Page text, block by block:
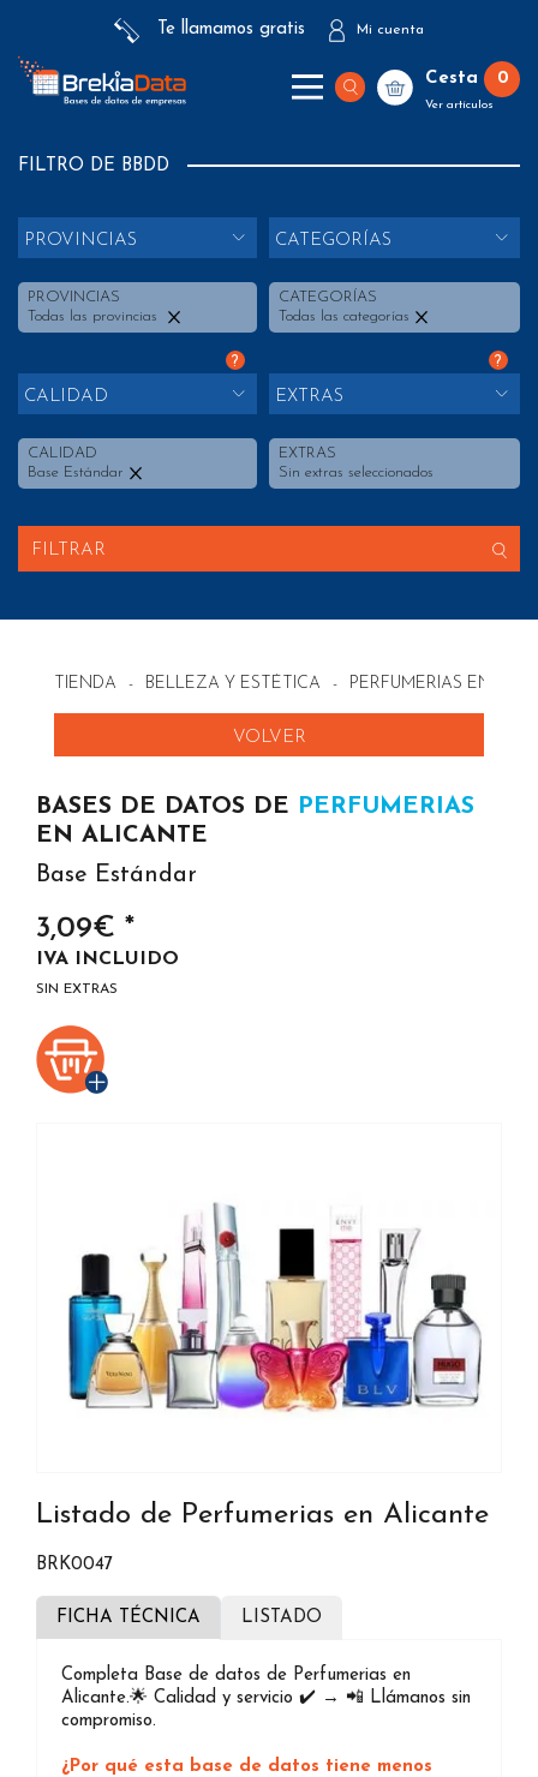
Te llamamos gratis Mi cuenta
Cesta 0
Ver artículos
FILTRO DE BBDD
PROVINCIAS
PROVINCIAS
Todas las provincias
CATEGORÍAS
CATEGORÍAS
Todas las categorías
?
CALIDAD
CALIDAD
Base Estándar
?
EXTRAS
EXTRAS
Sin extras seleccionados
FILTRAR
TIENDA - BELLEZA Y ESTÉTICA - PERFUMERIAS EN
VOLVER
BASES DE DATOS DE PERFUMERIAS
EN ALICANTE
Base Estándar
3,09€ *
IVA INCLUIDO
SIN EXTRAS
Listado de Perfumerias en Alicante
BRK0047
FICHA TÉCNICA LISTADO
Completa Base de datos de Perfumerias en
Alicante.🌟 Calidad y servicio ✔️ → 📲 Llámanos sin
compromiso.
¿Por qué esta base de datos tiene menos